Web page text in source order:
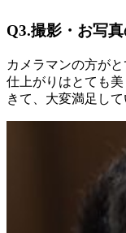
Q3.撮影・お写
カメラマンの方が
仕上がりはとても
きて、大変満足して